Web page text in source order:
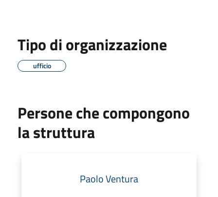
Tipo di organizzazione
ufficio
Persone che compongono
la struttura
Paolo Ventura